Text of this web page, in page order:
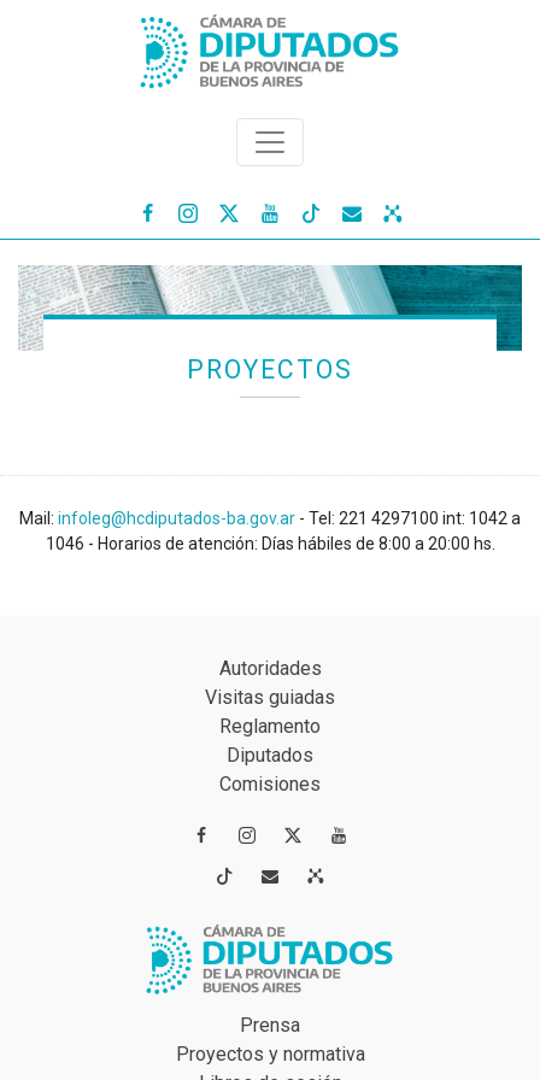
   
PROYECTOS
Mail: infoleg@hcdiputados-ba.gov.ar - Tel: 221 4297100 int: 1042 a
1046 - Horarios de atención: Días hábiles de 8:00 a 20:00 hs.
Autoridades
Visitas guiadas
Reglamento
Diputados
Comisiones
 
 
Prensa
Proyectos y normativa